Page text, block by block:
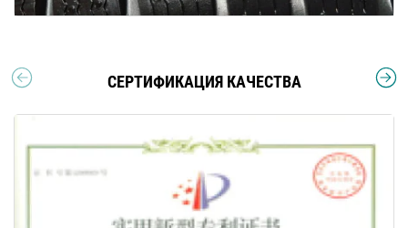
СЕРТИФИКАЦИЯ КАЧЕСТВА